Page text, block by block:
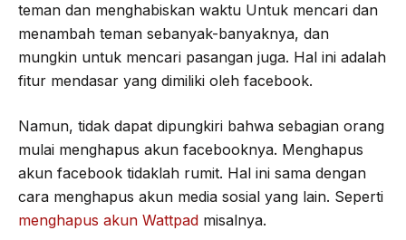
teman dan menghabiskan waktu Untuk mencari dan
menambah teman sebanyak-banyaknya, dan
mungkin untuk mencari pasangan juga. Hal ini adalah
fitur mendasar yang dimiliki oleh facebook.
Namun, tidak dapat dipungkiri bahwa sebagian orang
mulai menghapus akun facebooknya. Menghapus
akun facebook tidaklah rumit. Hal ini sama dengan
cara menghapus akun media sosial yang lain. Seperti
menghapus akun Wattpad misalnya.